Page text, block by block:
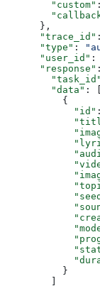
        "custom"
      },
      "trace_id"
      "type"
:
      "user_id"
:
      "response"
        "task_id"
        "data"
: [
          {
            "id"
          }